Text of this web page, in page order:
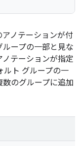
ノテーションが付
ープの一部と見な
テーションが指定
ルト グループの一
のグループに追加